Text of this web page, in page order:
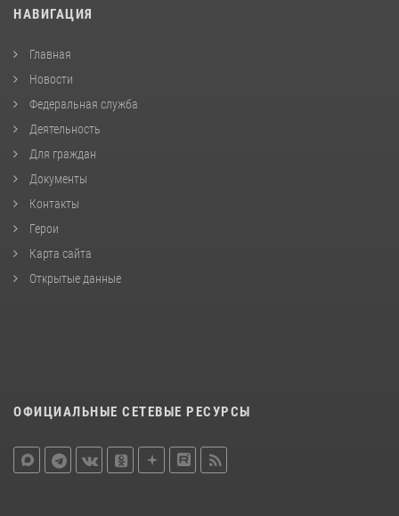
НАВИГАЦИЯ
Главная
Новости
Федеральная служба
Деятельность
Для граждан
Документы
Контакты
Герои
Карта сайта
Открытые данные
ОФИЦИАЛЬНЫЕ СЕТЕВЫЕ РЕСУРСЫ